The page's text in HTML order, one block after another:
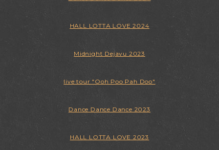
HALL LOTTA LOVE 2024
Midnight Dejavu 2023
live tour "Ooh Poo Pah Doo"
Dance Dance Dance 2023
HALL LOTTA LOVE 2023